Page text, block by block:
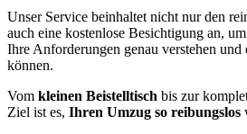
Unser Service beinhaltet nicht nur den
auch eine kostenlose Besichtigung an,
Ihre Anforderungen genau verstehen und
können.
Vom kleinen Beistelltisch bis zur
Ziel ist es, Ihren Umzug so reibungslos